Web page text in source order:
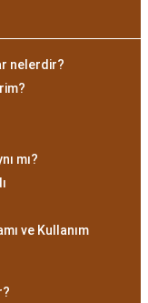
nelerdir?
mı?
ve Kullanım